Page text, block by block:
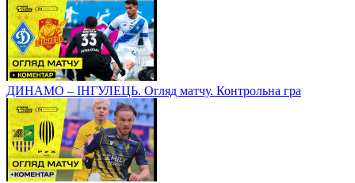
ДИНАМО – ІНГУЛЕЦЬ. Огляд матчу. Контрольна гра